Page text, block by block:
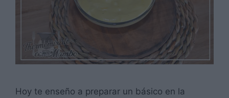
Hoy te enseño a preparar un básico en la